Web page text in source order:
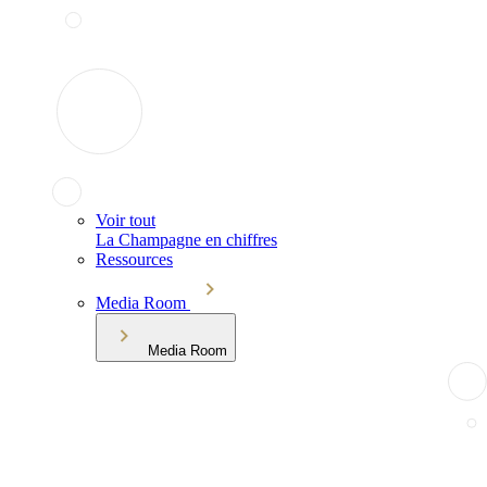
Voir tout
La Champagne en chiffres
Ressources
Media Room
Media Room